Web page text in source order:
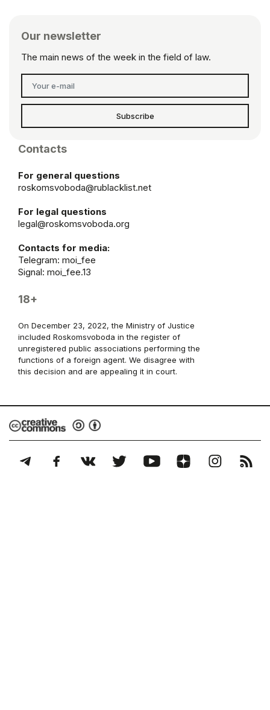
Our newsletter
The main news of the week in the field of law.
Subscribe
Contacts
For general questions
roskomsvoboda@rublacklist.net
For legal questions
legal@roskomsvoboda.org
Contacts for media:
Telegram: moi_fee
Signal: moi_fee.13
18+
On December 23, 2022, the Ministry of Justice
included Roskomsvoboda in the register of
unregistered public associations performing the
functions of a foreign agent. We disagree with
this decision and are appealing it in court.